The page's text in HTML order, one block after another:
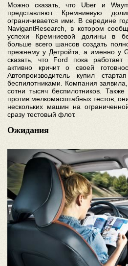
Можно сказать, что Uber и
представляют Кремниевую
ограничивается ими. В середине
NavigantResearch, в котором
успехи Кремниевой долины в
больше всего шансов создать
прежнему у Детройта, а именно у
сказать, что Ford пока
активно кричит о своей
Автопроизводитель купил
беспилотниками. Компания заявила,
сотни тысяч беспилотников.
против мелкомасштабных тестов,
нескольких машин на
сразу тестовый флот.
Ожидания